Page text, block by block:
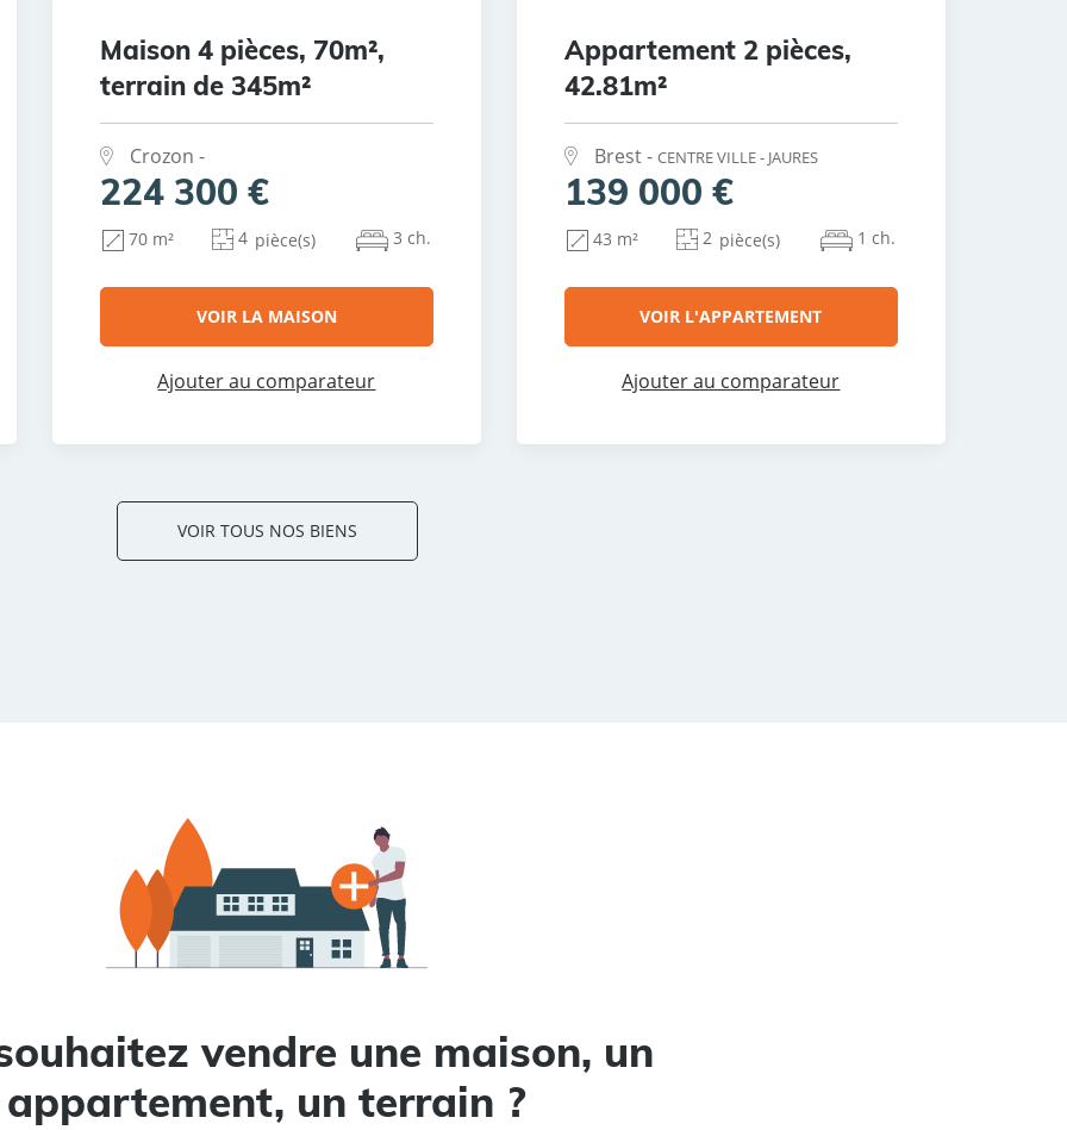
Maison 4 pièces, 70m²,
terrain de 345m²
Crozon -
224 300 €
70 m² 4 pièce(s) 3 ch.
VOIR LA MAISON
Ajouter au comparateur
Appartement 2 pièces,
42.81m²
Brest - CENTRE VILLE - JAURES
139 000 €
43 m² 2 pièce(s) 1 ch.
VOIR L'APPARTEMENT
Ajouter au comparateur
VOIR TOUS NOS BIENS
vendre une maison, un
appartement, un terrain ?